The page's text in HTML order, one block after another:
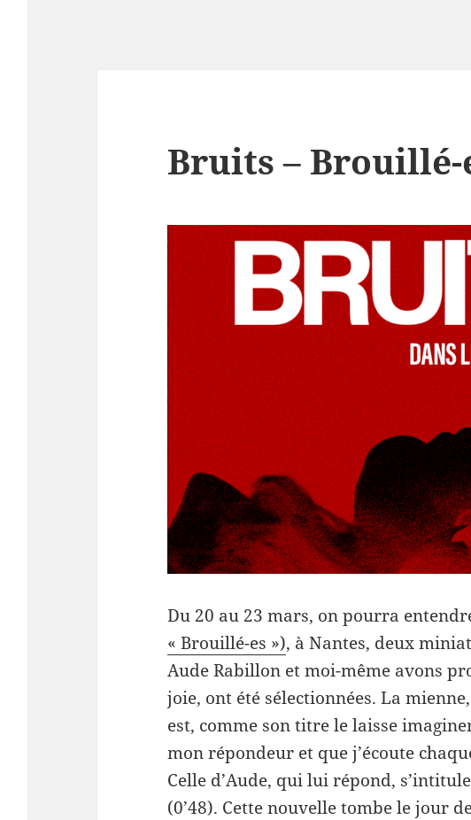
Bruits – Brouillé-
Du 20 au 23 mars, on pourra
« Brouillé-es »), à Nantes, deux
Aude Rabillon et moi-même avons
joie, ont été sélectionnées. La
est, comme son titre le laisse
mon répondeur et que j’écoute
Celle d’Aude, qui lui répond,
(0’48). Cette nouvelle tombe le jour